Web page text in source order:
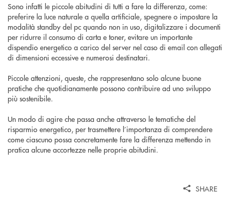
Sono infatti le piccole abitudini di tutti a fare la differenza, come:
preferire la luce naturale a quella artificiale, spegnere o impostare la
modalità standby del pc quando non in uso, digitalizzare i documenti
per ridurre il consumo di carta e toner, evitare un importante
dispendio energetico a carico del server nel caso di email con allegati
di dimensioni eccessive e numerosi destinatari.
Piccole attenzioni, queste, che rappresentano solo alcune buone
pratiche che quotidianamente possono contribuire ad uno sviluppo
più sostenibile.
Un modo di agire che passa anche attraverso le tematiche del
risparmio energetico, per trasmettere l’importanza di comprendere
come ciascuno possa concretamente fare la differenza mettendo in
pratica alcune accortezze nelle proprie abitudini.
SHARE